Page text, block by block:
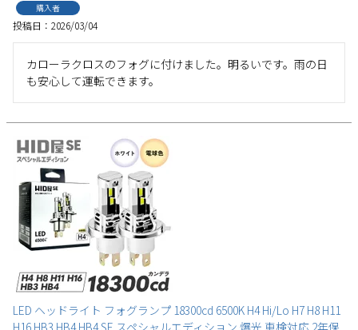
購入者
投稿日 2026/03/04
カローラクロスのフォグに付けました。明るいです。雨の日
も安心して運転できます。
LED ヘッドライト フォグランプ 18300cd 6500K H4 Hi/Lo H7 H8 H11
H16 HB3 HB4 HB4 SE スペシャルエディション 爆光 車検対応 2年保